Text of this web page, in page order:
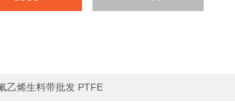
乙烯生料带批发 PTFE